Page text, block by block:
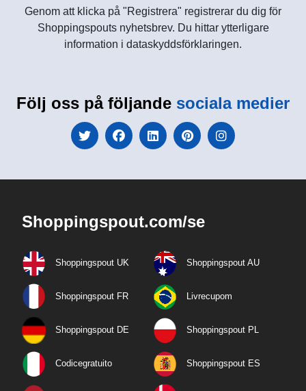
Genom att klicka på "Registrera" registrerar du dig för
Shoppingspouts nyhetsbrev. Du hittar ytterligare
information i dataskyddsförklaringen.
Följ oss på följande sociala medier
Shoppingspout.com/se
Shoppingspout UK Shoppingspout AU
Shoppingspout FR Livrecupom
Shoppingspout DE Shoppingspout PL
Codicegratuito Shoppingspout ES